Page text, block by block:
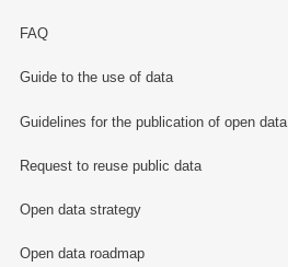
FAQ
Guide to the use of data
Guidelines for the publication of open data
Request to reuse public data
Open data strategy
Open data roadmap